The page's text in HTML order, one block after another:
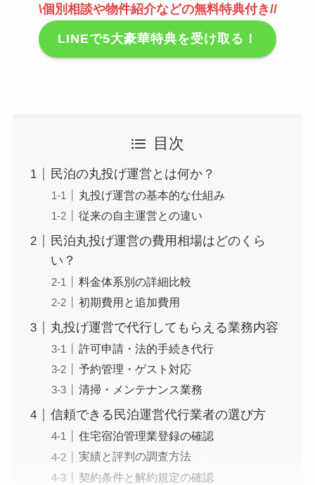
\個別相談や物件紹介などの無料特典付き//
LINEで5大豪華特典を受け取る！
目次
民泊の丸投げ運営とは何か？
丸投げ運営の基本的な仕組み
従来の自主運営との違い
民泊丸投げ運営の費用相場はどのくら
い？
料金体系別の詳細比較
初期費用と追加費用
丸投げ運営で代行してもらえる業務内容
許可申請・法的手続き代行
予約管理・ゲスト対応
清掃・メンテナンス業務
信頼できる民泊運営代行業者の選び方
住宅宿泊管理業登録の確認
実績と評判の調査方法
契約条件と解約規定の確認